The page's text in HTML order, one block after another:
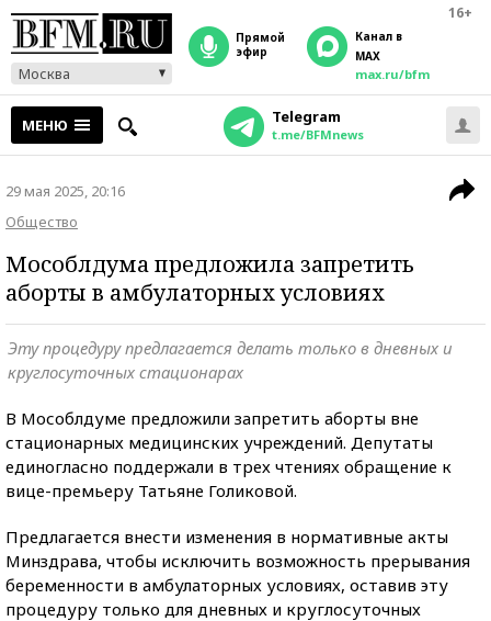
16+
Москва
прямой
эфир
Канал в
MAX
max.ru/bfm
МЕНЮ Telegram
t.me/BFMnews
29 мая 2025, 20:16
Общество
Мособлдума предложила запретить
аборты в амбулаторных условиях
Эту процедуру предлагается делать только в дневных и
круглосуточных стационарах
В Мособлдуме предложили запретить аборты вне
стационарных медицинских учреждений. Депутаты
единогласно поддержали в трех чтениях обращение к
вице-премьеру Татьяне Голиковой.
Предлагается внести изменения в нормативные акты
Минздрава, чтобы исключить возможность прерывания
беременности в амбулаторных условиях, оставив эту
процедуру только для дневных и круглосуточных